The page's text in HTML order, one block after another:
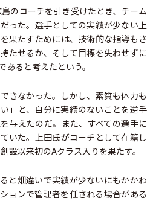
のコーチを引き受けたとき、チーム
った。選手としての実績が少ない上
果たすためには、技術的な指導もさ
たせるか、そして目標を失わせずに
ると考えたという。
きなかった。しかし、素質も体力も
」と、自分に実績のないことを逆手
与えたのだ。また、すべての選手に
いた。上田氏がコーチとして在籍し
設以来初のAクラス入りを果たす。
――畑違いで実績が少ないにもかかわ
ョンで管理者を任される場合がある